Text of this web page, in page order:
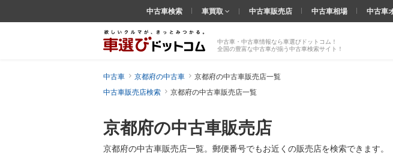
京都府の中古車販売店
京都府の中古車販売店一覧。郵便番号でもお近くの販売店を検索できます。
中古車・中古車情報なら車選びドットコム！
全国の豊富な中古車が揃う中古車検索サイト！
中古車検索 車買取 中古車販売店 中古車相場 中古車
中古車 京都府の中古車
京都府の中古車販売店一覧
中古車販売店検索
京都府の中古車販売店一覧